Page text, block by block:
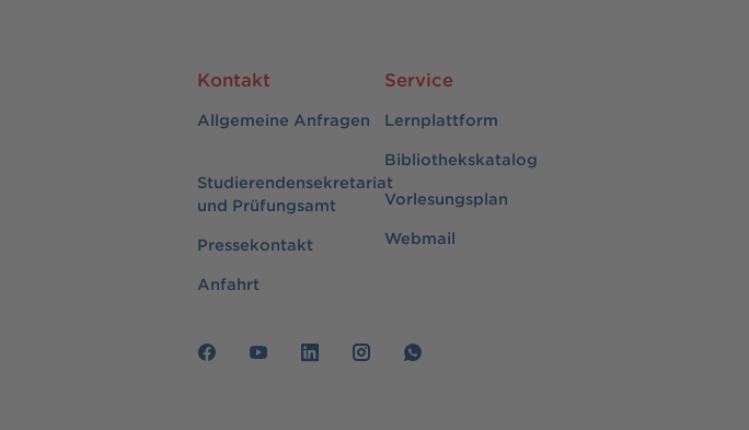
Kontakt
Allgemeine Anfragen
Studierendensekretariat
und Prüfungsamt
Pressekontakt
Anfahrt
Service
Lernplattform
Bibliothekskatalog
Vorlesungsplan
Webmail